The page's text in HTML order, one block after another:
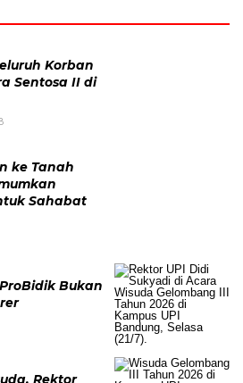
Korban
Sentosa II di
ke Tanah
Sahabat
Bukan
Rektor